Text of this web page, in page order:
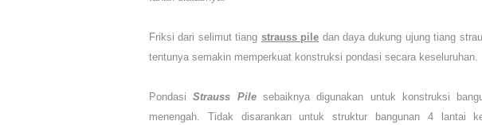
Friksi dari selimut tiang strauss pile dan daya dukung ujung tiang
tentunya semakin memperkuat konstruksi pondasi secara keseluruhan.
PondasiStrauss Pilesebaiknya digunakan untuk konstruksi
menengah. Tidak disarankan untuk struktur bangunan 4 lantai